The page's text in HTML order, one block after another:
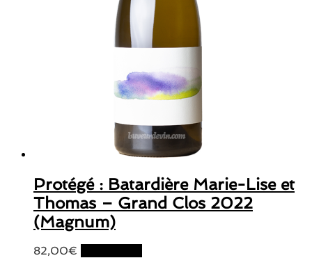
Protégé : Batardière Marie-Lise et
Thomas – Grand Clos 2022
(Magnum)
82,00€